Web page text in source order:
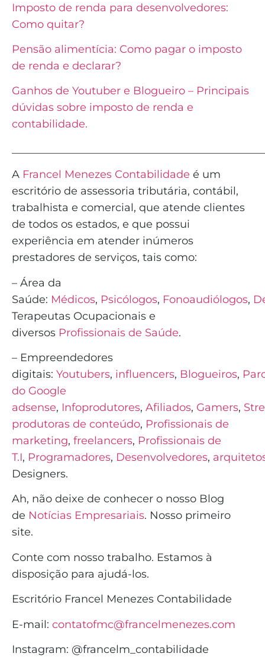
Imposto de renda para desenvolvedores:
Como quitar?
Pensão alimentícia: Como pagar o imposto
de renda e declarar?
Ganhos de Youtuber e Blogueiro – Principais
dúvidas sobre imposto de renda e
contabilidade.
A Francel Menezes Contabilidade é um
escritório de assessoria tributária, contábil,
trabalhista e comercial, que atende clientes
de todos os estados, e que possui
experiência em atender inúmeros
prestadores de serviços, tais como:
– Área da
Saúde: Médicos, Psicólogos, Fonoaudiólogos,
Terapeutas Ocupacionais e
diversos Profissionais de Saúde.
– Empreendedores
digitais: Youtubers, influencers, Blogueiros,
do Google
adsense, Infoprodutores, Afiliados, Gamers,
produtoras de conteúdo, Profissionais de
marketing, freelancers, Profissionais de
T.I, Programadores, Desenvolvedores,
Designers.
Ah, não deixe de conhecer o nosso Blog
de Notícias Empresariais. Nosso primeiro
site.
Conte com nosso trabalho. Estamos à
disposição para ajudá-los.
Escritório Francel Menezes Contabilidade
E-mail: contatofmc@francelmenezes.com
Instagram: @francelm_contabilidade